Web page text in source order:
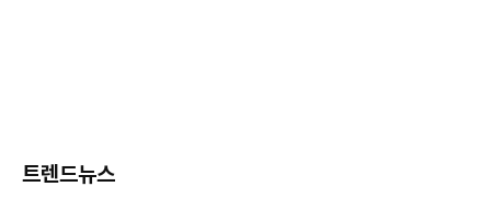
트렌드뉴스